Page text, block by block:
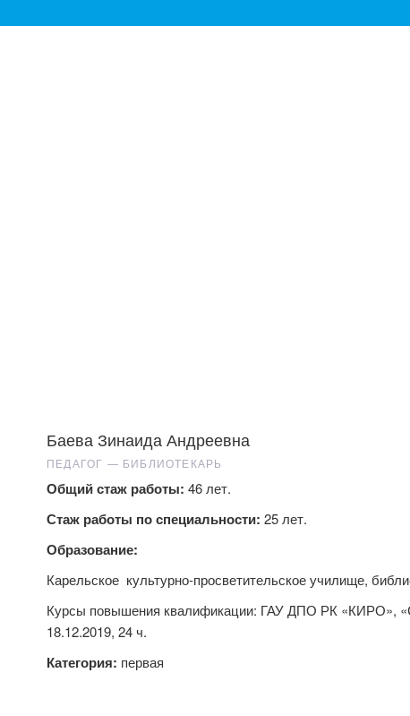
Баева Зинаида Андреевна
ПЕДАГОГ — БИБЛИОТЕКАРЬ
Общий стаж работы: 46 лет.
Стаж работы по специальности: 25 лет.
Образование:
Карельское культурно-просветительское училище,
Курсы повышения квалификации: ГАУ ДПО РК «КИРО»,
18.12.2019, 24 ч.
Категория: первая